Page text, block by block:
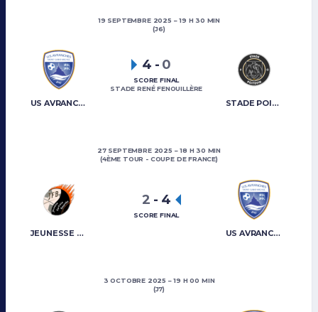
19 SEPTEMBRE 2025
19 H 30 MIN
(J6)
US AVRANCHES MONT-SAINT-MICHEL STADE POITEVIN
4 - 0
SCORE FINAL
STADE RENÉ FENOUILLÈRE
27 SEPTEMBRE 2025
18 H 30 MIN
(4ÈME TOUR - COUPE DE FRANCE)
JEUNESSE FERTOISE BAGNOLES US AVRANCHES MONT-SAINT-MICHEL
2 - 4
SCORE FINAL
3 OCTOBRE 2025
19 H 00 MIN
(J7)